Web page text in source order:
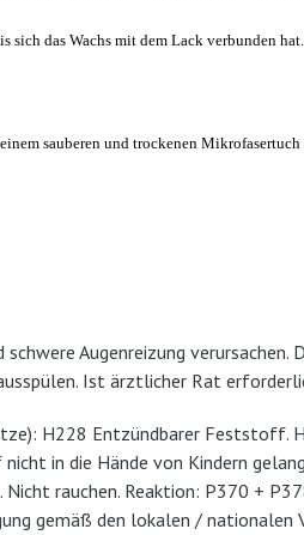
sich das Wachs mit dem Lack verbunden
sauberen und trockenen Mikrofasertuch
schwere Augenreizung
Ist ärztlicher Rat
H228 Entzündbarer Feststoff.
in die Hände von Kindern
rauchen. Reaktion: P370 +
gemäß den lokalen / nationalen